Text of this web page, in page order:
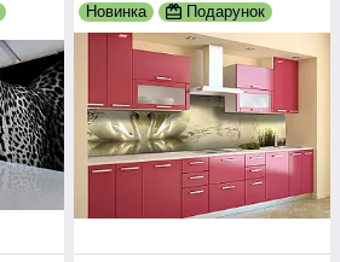
Новинка Подарунок